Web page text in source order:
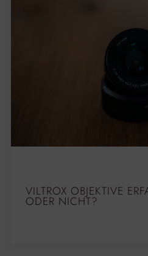
VILTROX OBJEKTIVE
ODER NICHT?